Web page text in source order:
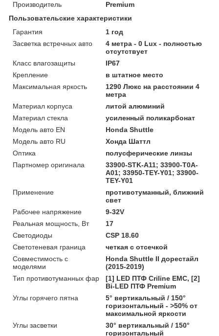
Производитель
Premium
Пользовательские характеристики
Гарантия
1 год
Засветка встречных авто
4 метра - 0 Lux - полностью
отсутствует
Класс влагозащиты
IP67
Крепление
в штатное место
Максимальная яркость
1290 Люкс на расстоянии 4
метра
Материал корпуса
литой алюминий
Материал стекла
усиленный поликарбонат
Модель авто EN
Honda Shuttle
Модель авто RU
Хонда Шаттл
Оптика
полусферические линзы
Партномер оригинала
33900-STK-A11; 33900-T0A-
A01; 33950-TEY-Y01; 33900-
TEY-Y01
Применение
противотуманный, ближний
свет
Рабочее напряжение
9-32V
Реальная мощность, Вт
17
Светодиоды
CSP 18.60
Светотеневая граница
четкая с отсечкой
Совместимость с
моделями
Honda Shuttle II дорестайл
(2015-2019)
Тип противотуманных фар
[1] LED ПТФ Crilinе EMC, [2]
Bi-LED ПТФ Premium
Углы горячего пятна
5° вертикальный / 150°
горизонтальный - >50% от
максимальной яркости
Углы засветки
30° вертикальный / 150°
горизонтальный